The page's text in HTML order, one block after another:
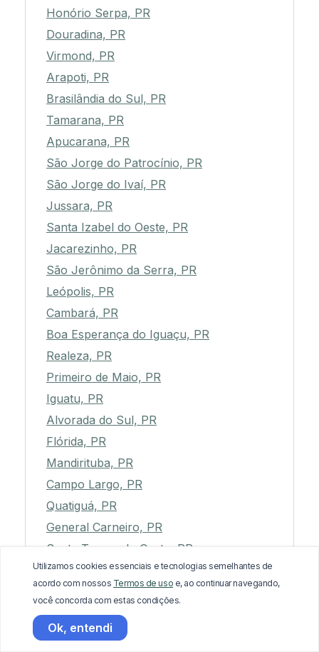
Honório Serpa, PR
Douradina, PR
Virmond, PR
Arapoti, PR
Brasilândia do Sul, PR
Tamarana, PR
Apucarana, PR
São Jorge do Patrocínio, PR
São Jorge do Ivaí, PR
Jussara, PR
Santa Izabel do Oeste, PR
Jacarezinho, PR
São Jerônimo da Serra, PR
Leópolis, PR
Cambará, PR
Boa Esperança do Iguaçu, PR
Realeza, PR
Primeiro de Maio, PR
Iguatu, PR
Alvorada do Sul, PR
Flórida, PR
Mandirituba, PR
Campo Largo, PR
Quatiguá, PR
General Carneiro, PR
Santa Tereza do Oeste, PR
Arapuã, PR
Altamira do Paraná, PR
Contenda, PR
Laranjal, PR
Utilizamos cookies essenciais e tecnologias semelhantes de
acordo com nossos Termos de uso e, ao continuar navegando,
você concorda com estas condições.
Ok, entendi